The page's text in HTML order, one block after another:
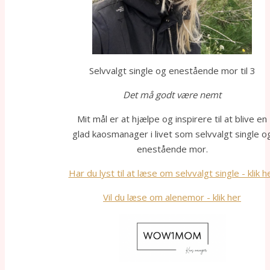
Selvvalgt single og enestående mor til 3
Det må godt være nemt
Mit mål er at hjælpe og inspirere til at blive en
glad kaosmanager i livet som selvvalgt single
enestående mor.
Har du lyst til at læse om selvvalgt single - klik
Vil du læse om alenemor - klik her